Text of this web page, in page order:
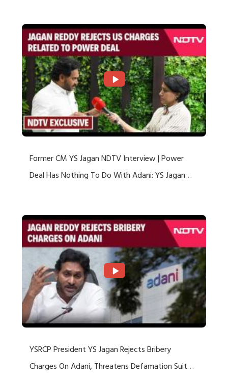
Former CM YS Jagan NDTV Interview | Power
Deal Has Nothing To Do With Adani: YS Jagan
YSRCP President YS Jagan Rejects Bribery
Charges On Adani, Threatens Defamation Suit